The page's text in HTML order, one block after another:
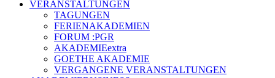
VERANSTALTUNGEN
TAGUNGEN
FERIENAKADEMIEN
FORUM :PGR
AKADEMIEextra
GOETHE AKADEMIE
VERGANGENE VERANSTALTUNGEN